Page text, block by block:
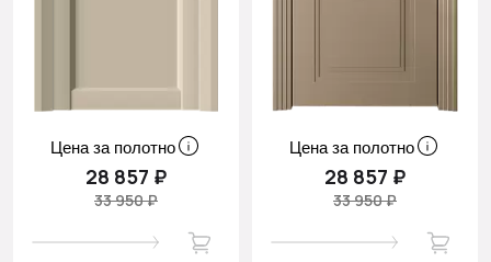
Цена за полотно
28 857 ₽
33 950 ₽
Цена за полотно
28 857 ₽
33 950 ₽